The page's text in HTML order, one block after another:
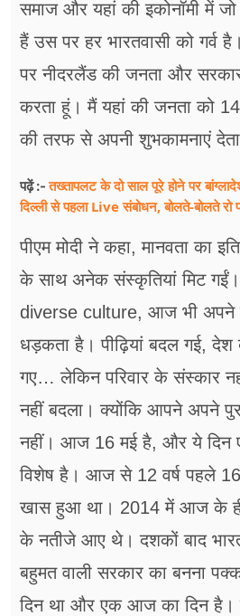
समाज और यहां की इकोनॉमी में
हैं उस पर हर भारतवासी को
पर नीदरलैंड की जनता और
करता हूं। मैं यहां की जनता को
की तरफ से अपनी शुभकामनाएं
पढ़ें :-तख्तापलट के दो साल पूरे होने पर
दिल्ली से पहला Live संबोधन, बोलते-बोलते रो
पीएम मोदी ने कहा, मानवता का
के साथ अनेक संस्कृतियां मिट
diverse culture, आज भी अपने
धड़कता है। पीढ़ियां बदल गई,
गए… लेकिन परिवार के संस्कार
नहीं बदला। क्योंकि आपने अपने
नहीं। आज 16 मई है, और ये
विशेष है। आज से 12 वर्ष पहले
खास हुआ था। 2014 में आज के ही
के नतीजे आए थे। दशकों बाद
बहुमत वाली सरकार का बनना
दिन था और एक आज का दिन है।